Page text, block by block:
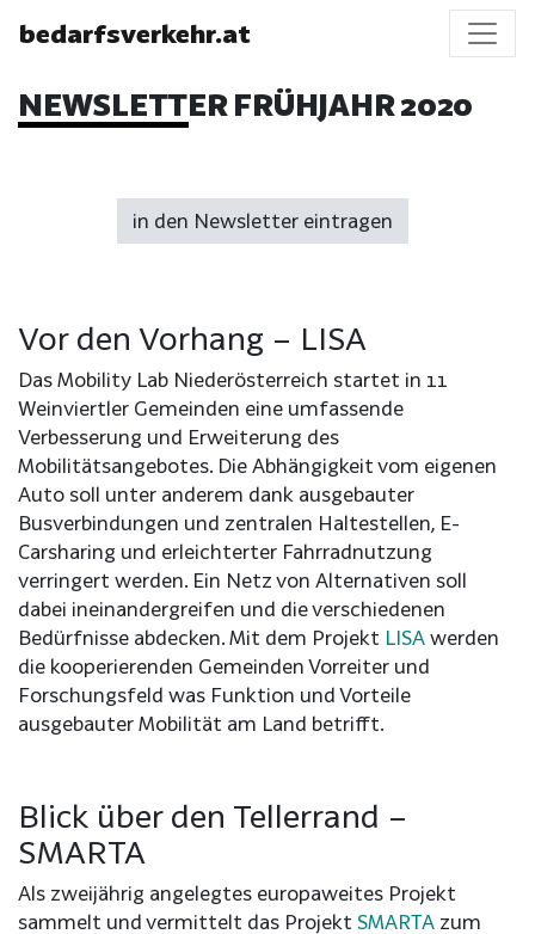
bedarfsverkehr.at
NEWSLETTER FRÜHJAHR 2020
in den Newsletter eintragen
Vor den Vorhang – LISA
Das Mobility Lab Niederösterreich startet in 11
Weinviertler Gemeinden eine umfassende
Verbesserung und Erweiterung des
Mobilitätsangebotes. Die Abhängigkeit vom eigenen
Auto soll unter anderem dank ausgebauter
Busverbindungen und zentralen Haltestellen, E-
Carsharing und erleichterter Fahrradnutzung
verringert werden. Ein Netz von Alternativen soll
dabei ineinandergreifen und die verschiedenen
Bedürfnisse abdecken. Mit dem Projekt LISA werden
die kooperierenden Gemeinden Vorreiter und
Forschungsfeld was Funktion und Vorteile
ausgebauter Mobilität am Land betrifft.
Blick über den Tellerrand –
SMARTA
Als zweijährig angelegtes europaweites Projekt
sammelt und vermittelt das Projekt SMARTA zum